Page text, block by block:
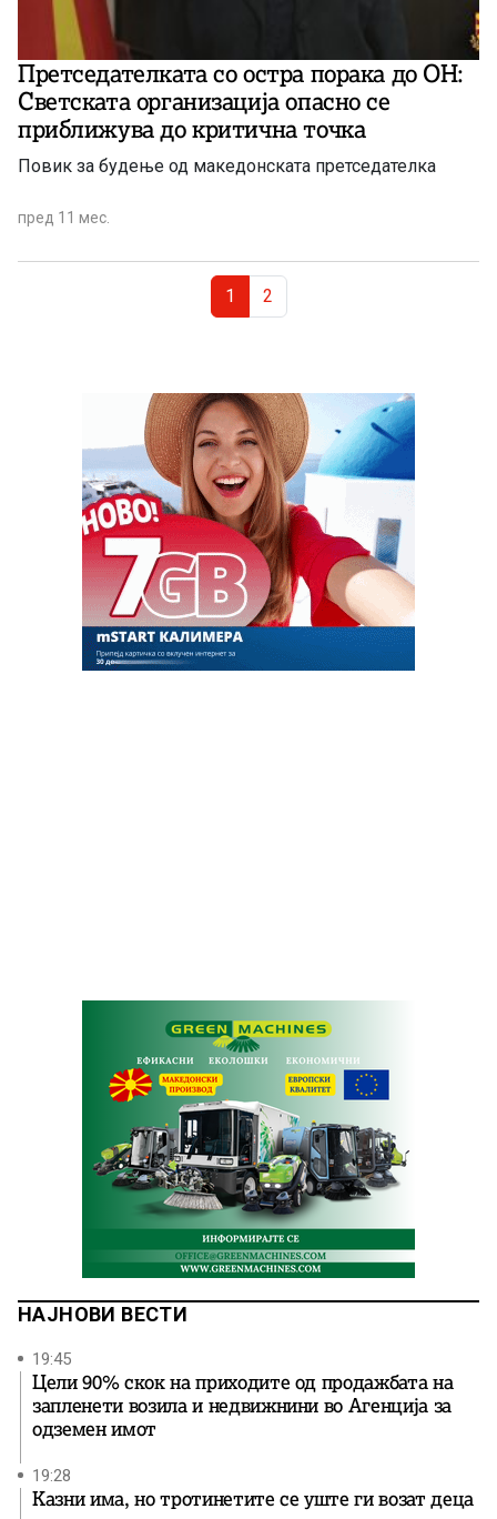
Претседателката со остра порака до ОН:
Светската организација опасно се
приближува до критична точка
Повик за будење од македонската претседателка
пред 11 мес.
Current Page
1 Page
2
НАЈНОВИ ВЕСТИ
19:45
Цели 90% скок на приходите од продажбата на
запленети возила и недвижнини во Агенција за
одземен имот
19:28
Казни има, но тротинетите се уште ги возат деца